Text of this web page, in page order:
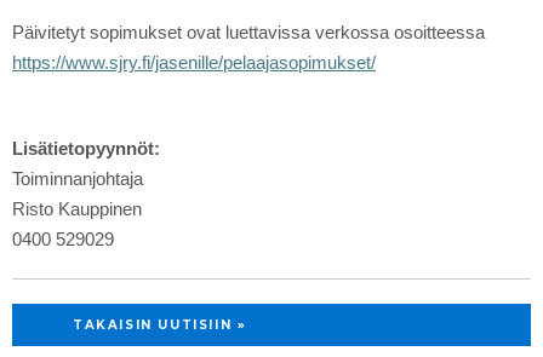
Päivitetyt sopimukset ovat luettavissa verkossa osoitteessa
https://www.sjry.fi/jasenille/pelaajasopimukset/
Lisätietopyynnöt:
Toiminnanjohtaja
Risto Kauppinen
0400 529029
TAKAISIN UUTISIIN »